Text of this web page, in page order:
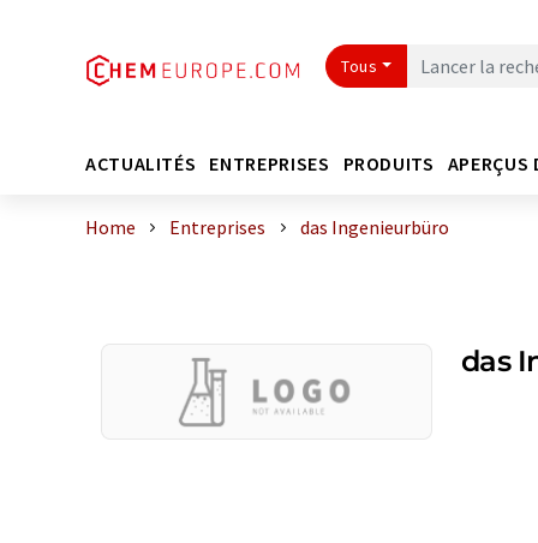
Tous
ACTUALITÉS ENTREPRISES PRODUITS APERÇUS
Home Entreprises das Ingenieurbüro
das